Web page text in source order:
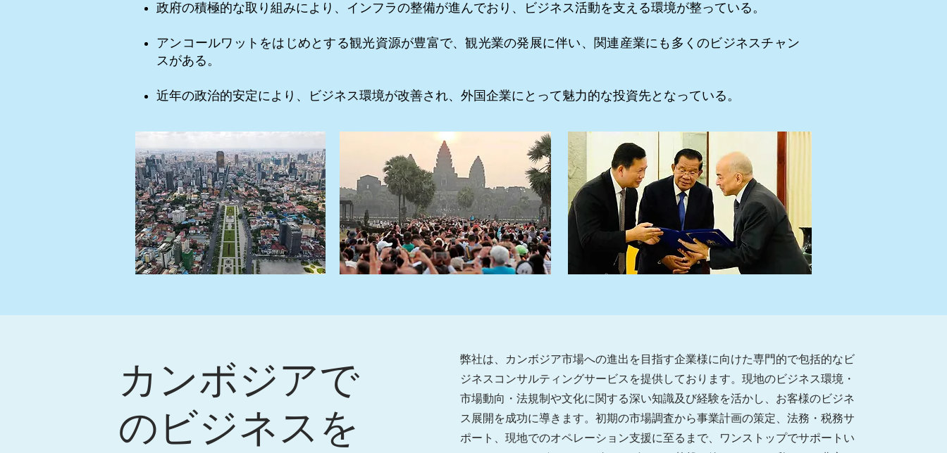
政府の積極的な取り組みにより、インフラの整備が進んでおり、ビジネス活動を支える環境が整っている。
アンコールワットをはじめとする観光資源が豊富で、観光業の発展に伴い、関連産業にも多くのビジネスチャン
スがある。
近年の政治的安定により、ビジネス環境が改善され、外国企業にとって魅力的な投資先となっている。
カンボジアで
のビジネスを
弊社は、カンボジア市場への進出を目指す企業様に向けた専門的で包括的なビ
ジネスコンサルティングサービスを提供しております。現地のビジネス環境・
市場動向・法規制や文化に関する深い知識及び経験を活かし、お客様のビジネ
ス展開を成功に導きます。初期の市場調査から事業計画の策定、法務・税務サ
ポート、現地でのオペレーション支援に至るまで、ワンストップでサポートい